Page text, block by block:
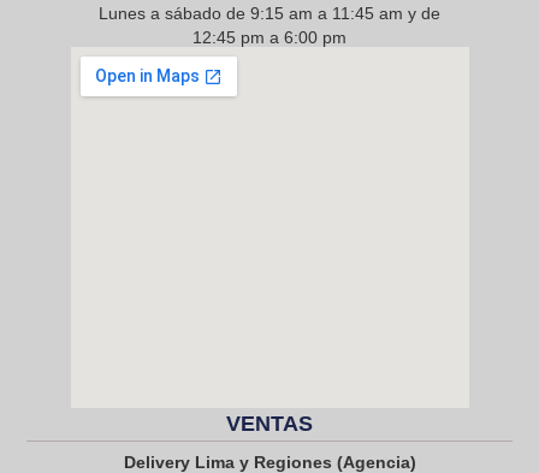
Lunes a sábado de 9:15 am a 11:45 am y de
12:45 pm a 6:00 pm
968 217 912
VENTAS
Delivery Lima y Regiones (Agencia)